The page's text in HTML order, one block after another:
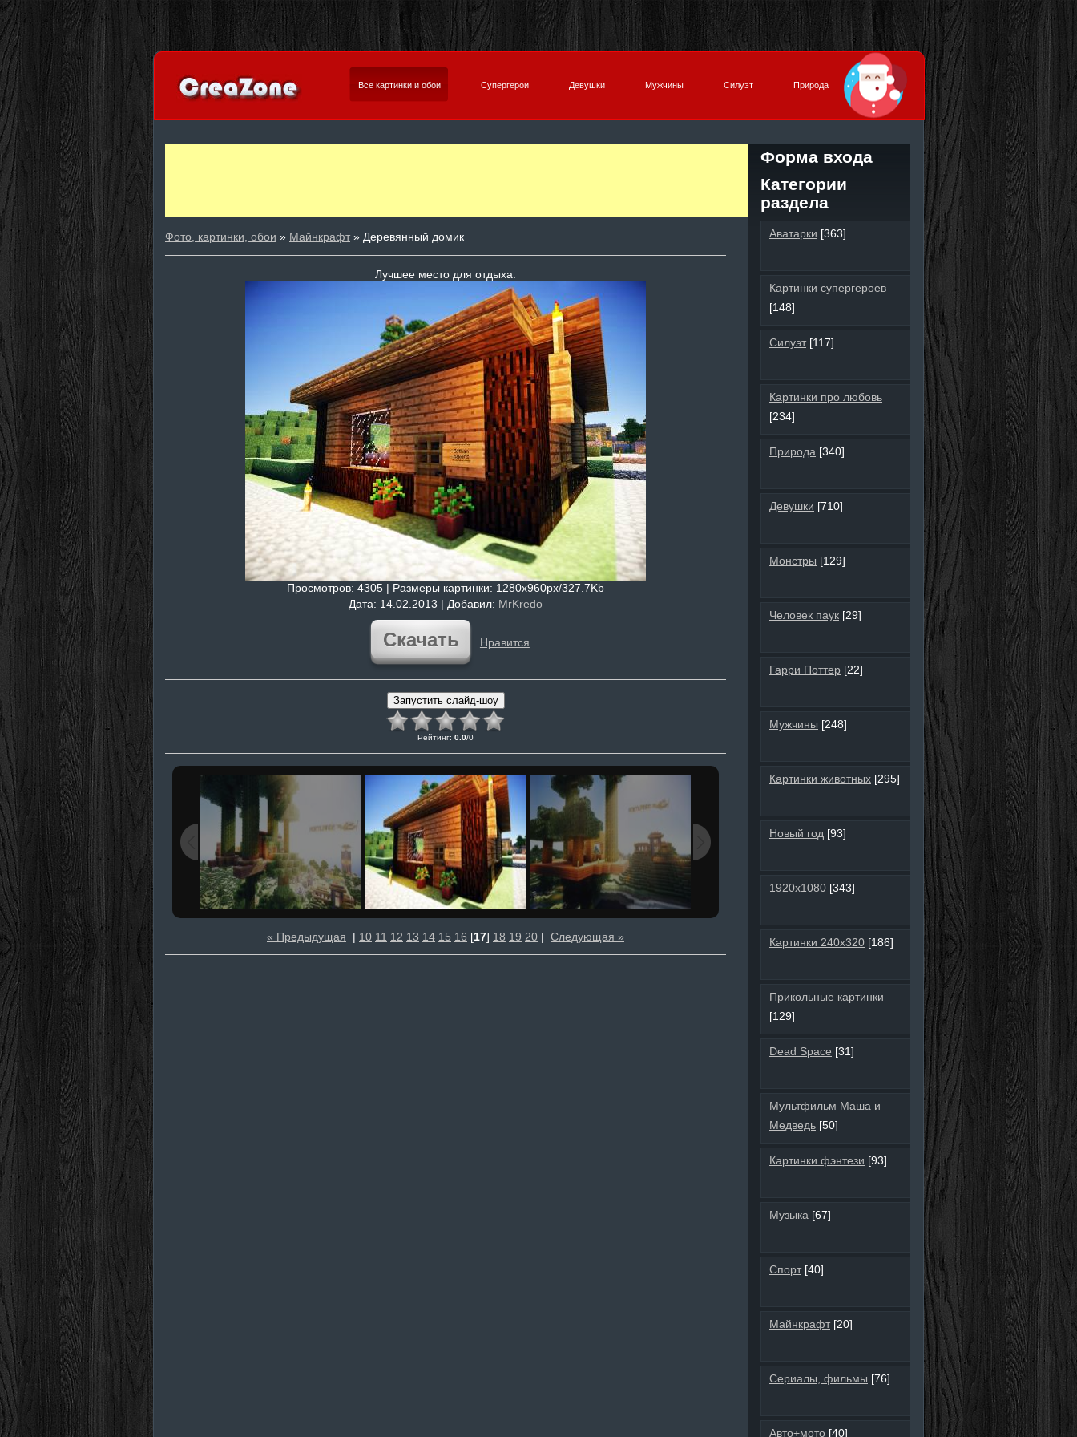
Все картинки и обои Супергерои Девушки Мужчины Силуэт Природа
Фото, картинки, обои » Майнкрафт » Деревянный домик
Лучшее место для отдыха.
Просмотров: 4305 | Размеры картинки: 1280x960px/327.7Kb
Дата: 14.02.2013 | Добавил: MrKredo
Скачать Нравится
Рейтинг: 0.0/0
« Предыдущая | 10 11 12 13 14 15 16 [17] 18 19 20 | Следующая »
Форма входа
Категории
раздела
Аватарки [363]
Картинки супергероев
[148]
Силуэт [117]
Картинки про любовь
[234]
Природа [340]
Девушки [710]
Монстры [129]
Человек паук [29]
Гарри Поттер [22]
Мужчины [248]
Картинки животных [295]
Новый год [93]
1920х1080 [343]
Картинки 240х320 [186]
Прикольные картинки
[129]
Dead Space [31]
Мультфильм Маша и
Медведь [50]
Картинки фэнтези [93]
Музыка [67]
Спорт [40]
Майнкрафт [20]
Сериалы, фильмы [76]
Авто+мото [40]